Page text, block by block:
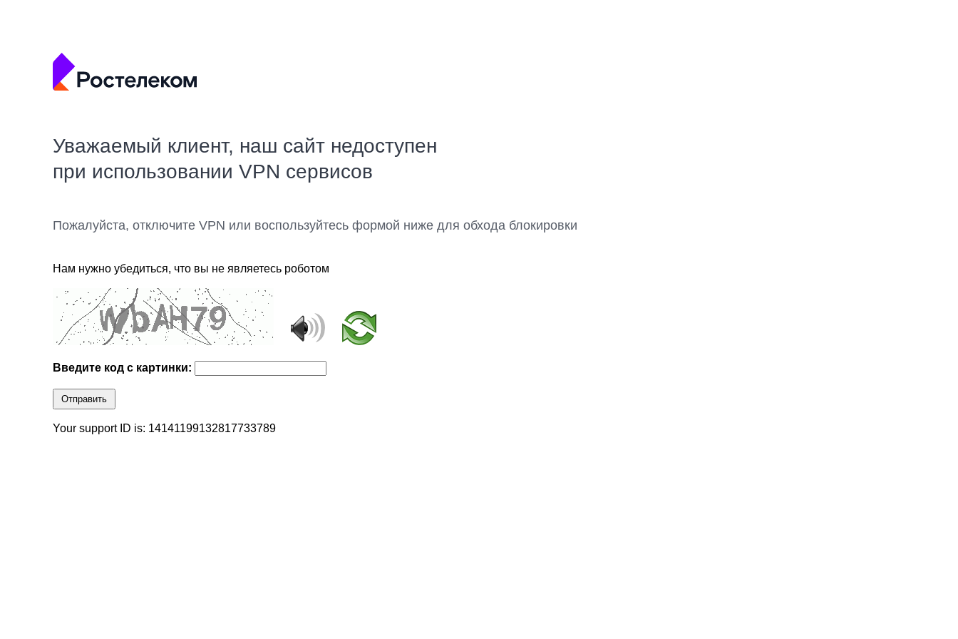
Уважаемый клиент, наш сайт недоступен
при использовании VPN сервисов
Пожалуйста, отключите VPN или воспользуйтесь формой ниже для обхода блокировки
Нам нужно убедиться, что вы не являетесь роботом
Введите код с картинки:
Отправить
Your support ID is: 14141199132817733789